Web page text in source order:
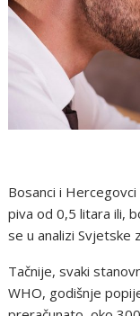
Bosanci i
piva od 0,5 litara ili,
se u analizi Svjetske
Tačnije, svaki
WHO, godišnje